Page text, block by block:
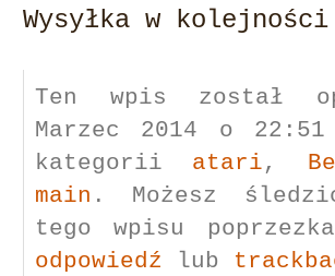
Wysyłka w
Ten wpis został
Marzec 2014 o
kategorii atari,
main . Możesz
tego wpisu
odpowiedź lub